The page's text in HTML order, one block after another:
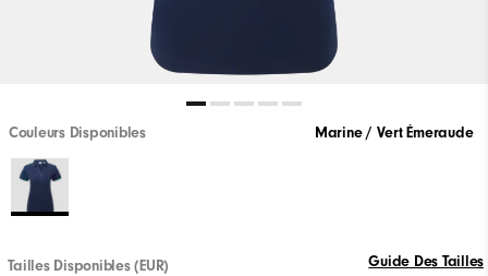
Couleurs Disponibles Marine / Vert Émeraude
Tailles Disponibles (EUR) Guide Des Tailles